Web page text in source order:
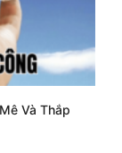
Và Thắp